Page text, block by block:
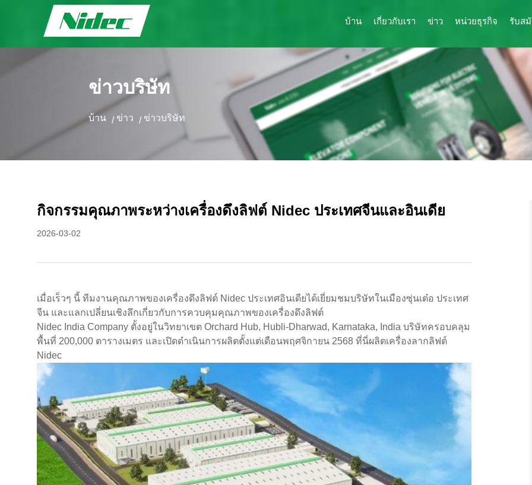
บ้าน เกี่ยวกับเรา ข่าว หน่วยธุรกิจ รับส
ข่าวบริษัท
บ้าน / ข่าว / ข่าวบริษัท
กิจกรรมคุณภาพระหว่างเครื่องดึงลิฟต์ Nidec ประเทศจีนและอินเดีย
2026-03-02
เมื่อเร็วๆ นี้ ทีมงานคุณภาพของเครื่องดึงลิฟต์ Nidec ประเทศอินเดียได้เยี่ยมชมบริษัทในเมืองซุ่นเต๋อ ประเทศ
จีน และแลกเปลี่ยนเชิงลึกเกี่ยวกับการควบคุมคุณภาพของเครื่องดึงลิฟต์
Nidec India Company ตั้งอยู่ในวิทยาเขต Orchard Hub, Hubli-Dharwad, Karnataka, India บริษัทครอบคลุม
พื้นที่ 200,000 ตารางเมตร และเปิดดำเนินการผลิตตั้งแต่เดือนพฤศจิกายน 2568 ที่นี่ผลิตเครื่องลากลิฟต์
Nidec